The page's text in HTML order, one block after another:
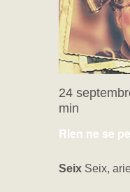
Rien ne se
24
min
Seix Seix,